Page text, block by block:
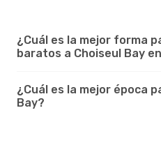
¿Cuál es la mejor forma
baratos a Choiseul Bay
¿Cuál es la mejor época
Bay?